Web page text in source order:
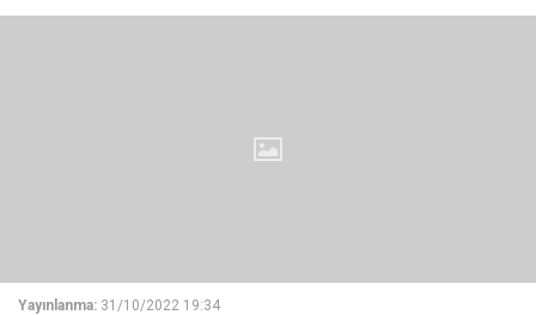
Yayınlanma: 31/10/2022 19:34